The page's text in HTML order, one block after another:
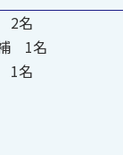
2名
1名
1名